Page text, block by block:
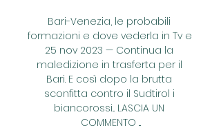
Bari-Venezia, le probabili
formazioni e dove vederla in Tv e
25 nov 2023 — Continua la
maledizione in trasferta per il
Bari. E così dopo la brutta
sconfitta contro il Sudtirol i
biancorossi... LASCIA UN
COMMENTO ...